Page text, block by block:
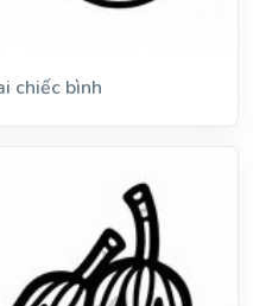
chiếc bình